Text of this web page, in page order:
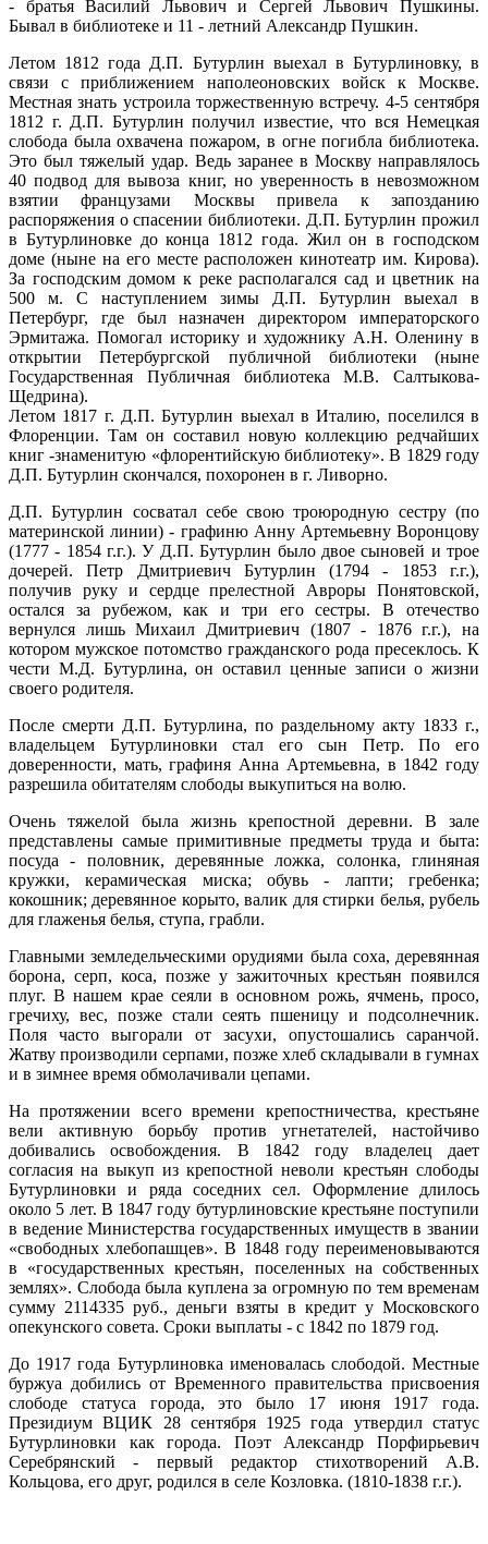
- братья Василий Львович и Сергей Львович Пушкины.
Бывал в библиотеке и 11 - летний Александр Пушкин.
Летом 1812 года Д.П. Бутурлин выехал в Бутурлиновку, в
связи с приближением наполеоновских войск к Москве.
Местная знать устроила торжественную встречу. 4-5 сентября
1812 г. Д.П. Бутурлин получил известие, что вся Немецкая
слобода была охвачена пожаром, в огне погибла библиотека.
Это был тяжелый удар. Ведь заранее в Москву направлялось
40 подвод для вывоза книг, но уверенность в невозможном
взятии французами Москвы привела к запозданию
распоряжения о спасении библиотеки. Д.П. Бутурлин прожил
в Бутурлиновке до конца 1812 года. Жил он в господском
доме (ныне на его месте расположен кинотеатр им. Кирова).
За господским домом к реке располагался сад и цветник на
500 м. С наступлением зимы Д.П. Бутурлин выехал в
Петербург, где был назначен директором императорского
Эрмитажа. Помогал историку и художнику А.Н. Оленину в
открытии Петербургской публичной библиотеки (ныне
Государственная Публичная библиотека М.В. Салтыкова-
Щедрина).
Летом 1817 г. Д.П. Бутурлин выехал в Италию, поселился в
Флоренции. Там он составил новую коллекцию редчайших
книг -знаменитую «флорентийскую библиотеку». В 1829 году
Д.П. Бутурлин скончался, похоронен в г. Ливорно.
Д.П. Бутурлин сосватал себе свою троюродную сестру (по
материнской линии) - графиню Анну Артемьевну Воронцову
(1777 - 1854 г.г.). У Д.П. Бутурлин было двое сыновей и трое
дочерей. Петр Дмитриевич Бутурлин (1794 - 1853 г.г.),
получив руку и сердце прелестной Авроры Понятовской,
остался за рубежом, как и три его сестры. В отечество
вернулся лишь Михаил Дмитриевич (1807 - 1876 г.г.), на
котором мужское потомство гражданского рода пресеклось. К
чести М.Д. Бутурлина, он оставил ценные записи о жизни
своего родителя.
После смерти Д.П. Бутурлина, по раздельному акту 1833 г.,
владельцем Бутурлиновки стал его сын Петр. По его
доверенности, мать, графиня Анна Артемьевна, в 1842 году
разрешила обитателям слободы выкупиться на волю.
Очень тяжелой была жизнь крепостной деревни. В зале
представлены самые примитивные предметы труда и быта:
посуда - половник, деревянные ложка, солонка, глиняная
кружки, керамическая миска; обувь - лапти; гребенка;
кокошник; деревянное корыто, валик для стирки белья, рубель
для глаженья белья, ступа, грабли.
Главными земледельческими орудиями была соха, деревянная
борона, серп, коса, позже у зажиточных крестьян появился
плуг. В нашем крае сеяли в основном рожь, ячмень, просо,
гречиху, вес, позже стали сеять пшеницу и подсолнечник.
Поля часто выгорали от засухи, опустошались саранчой.
Жатву производили серпами, позже хлеб складывали в гумнах
и в зимнее время обмолачивали цепами.
На протяжении всего времени крепостничества, крестьяне
вели активную борьбу против угнетателей, настойчиво
добивались освобождения. В 1842 году владелец дает
согласия на выкуп из крепостной неволи крестьян слободы
Бутурлиновки и ряда соседних сел. Оформление длилось
около 5 лет. В 1847 году бутурлиновские крестьяне поступили
в ведение Министерства государственных имуществ в звании
«свободных хлебопашцев». В 1848 году переименовываются
в «государственных крестьян, поселенных на собственных
землях». Слобода была куплена за огромную по тем временам
сумму 2114335 руб., деньги взяты в кредит у Московского
опекунского совета. Сроки выплаты - с 1842 по 1879 год.
До 1917 года Бутурлиновка именовалась слободой. Местные
буржуа добились от Временного правительства присвоения
слободе статуса города, это было 17 июня 1917 года.
Президиум ВЦИК 28 сентября 1925 года утвердил статус
Бутурлиновки как города. Поэт Александр Порфирьевич
Серебрянский - первый редактор стихотворений A.B.
Кольцова, его друг, родился в селе Козловка. (1810-1838 г.г.).